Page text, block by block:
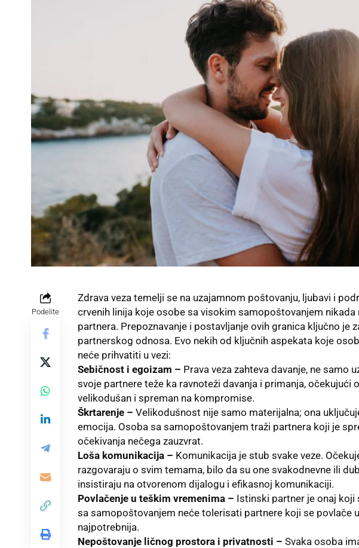
Podelite
Zdrava veza temelji se na uzajamnom poštovanju, ljubavi i
crvenih linija koje osobe sa visokim samopoštovanjem
partnera. Prepoznavanje i postavljanje ovih granica ključno je
partnerskog odnosa. Evo nekih od ključnih aspekata koje
neće prihvatiti u vezi:
Sebičnost i egoizam – Prava veza zahteva davanje, ne samo
svoje partnere teže ka ravnoteži davanja i primanja, očekujući
velikodušan i spreman na kompromise.
Škrtarenje – Velikodušnost nije samo materijalna; ona
emocija. Osoba sa samopoštovanjem traži partnera koji je
očekivanja nečega zauzvrat.
Loša komunikacija – Komunikacija je stub svake veze.
razgovaraju o svim temama, bilo da su one svakodnevne ili
insistiraju na otvorenom dijalogu i efikasnoj komunikaciji.
Povlačenje u teškim vremenima – Istinski partner je onaj koji
sa samopoštovanjem neće tolerisati partnere koji se povlače
najpotrebnija.
Nepoštovanje ličnog prostora i privatnosti – Svaka osoba